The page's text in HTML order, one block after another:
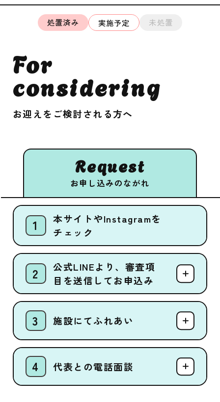
処置済み 実施予定 未処置
For
considering
お迎えをご検討される方へ
Request
お申し込みのながれ
本サイトやInstagramを
チェック
公式LINEより、審査項
目を送信してお申込み
施設にてふれあい
代表との電話面談